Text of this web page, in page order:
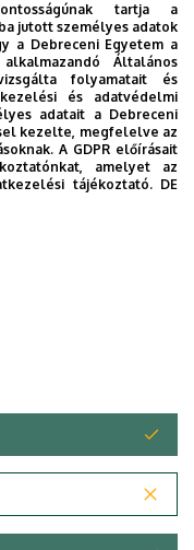
NEKROLÓG
NK
KÖZPONT
SET KÖZPONT
STUDYVERSITY
tartja a
jutott személyes adatok
a Debreceni Egyetem a
Általános
folyamatait és
és adatvédelmi
adatait a Debreceni
kezelte, megfelelve az
A GDPR előírásait
amelyet az
tájékoztató. DE